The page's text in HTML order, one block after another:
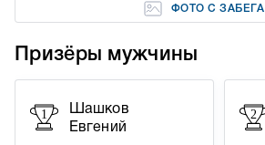
ФОТО С ЗАБЕГА
Призёры мужчины
1
Шашков
Евгений
2